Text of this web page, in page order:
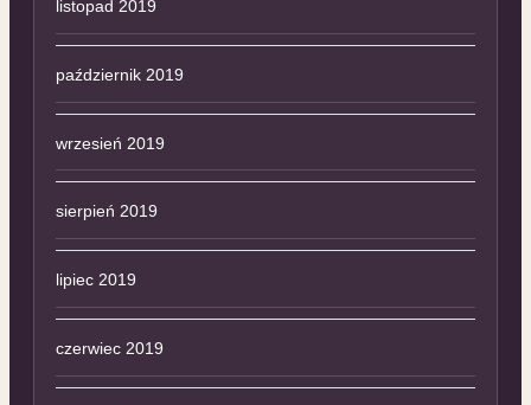
listopad 2019
październik 2019
wrzesień 2019
sierpień 2019
lipiec 2019
czerwiec 2019